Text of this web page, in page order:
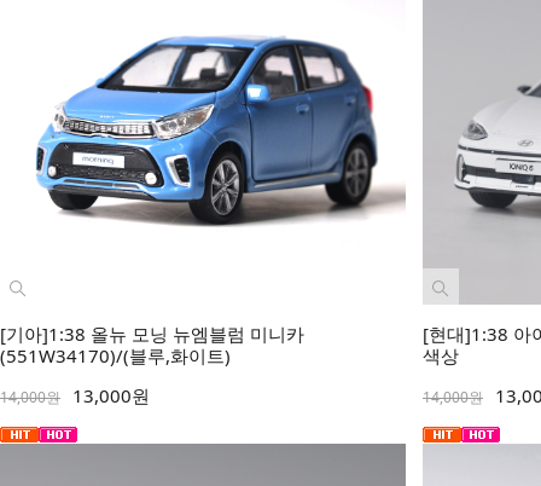
[기아]1:38 올뉴 모닝 뉴엠블럼 미니카
(551W34170)/(블루,화이트)
14,000원 13,000원
[현대]1:38 아
색상
14,000원